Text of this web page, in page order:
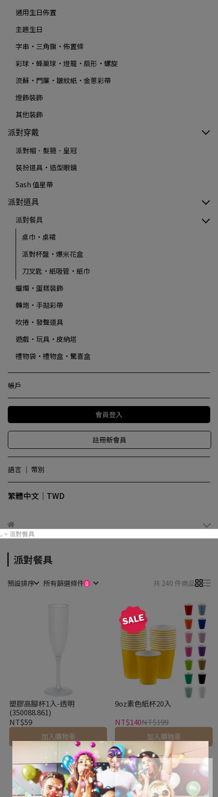
通用生日佈置
主題生日
字串·三角旗·佈置條
彩球·蜂巢球·燈籠·扇形·螺旋
流蘇·門簾·皺紋紙·金蔥彩帶
燈飾裝飾
其他裝飾
派對穿戴
派對帽．髮箍．皇冠
裝扮道具·造型眼鏡
Sash 值星帶
派對道具
派對餐具
桌巾·桌裙
派對杯盤·爆米花盒
刀叉匙·紙吸管·紙巾
蠟燭·蛋糕裝飾
轉炮·手拋彩帶
吹捲·發聲道具
遊戲·玩具·皮納塔
禮物袋·禮物盒·驚喜盒
帳戶
會員登入
註冊新會員
語言 ｜ 幣別
繁體中文｜TWD
派對餐具
派對餐具
預設排序 所有篩選條件 共 240 件商品
塑膠高腳杯1入-透明
(350088.861)
NT$59
加入購物車
9oz素色紙杯20入
NT$140NT$199
加入購物車